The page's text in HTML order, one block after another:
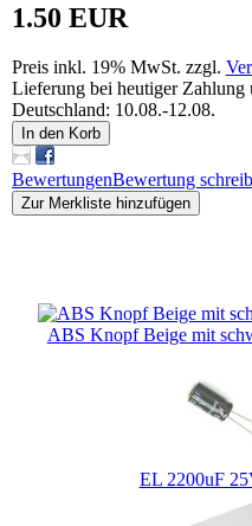
1.50 EUR
Preis inkl. 19% MwSt. zzgl.
Lieferung bei heutiger Zahlung
Deutschland: 10.08.-12.08.
In den Korb
BewertungenBewertung
Zur Merkliste hinzufügen
ABS Knopf Beige mit
EL 2200uF